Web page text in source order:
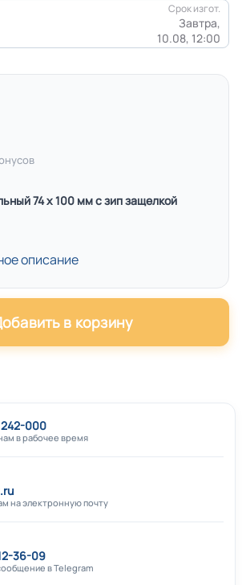
Срок изгот.
Завтра,
10.08, 12:00
74 х 100 мм с зип защелкой
описание
в корзину
000
в рабочее время
на электронную почту
36-09
в Telegram